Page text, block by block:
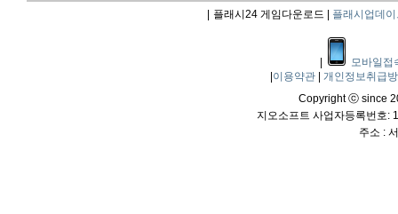
플래시24 게임다운로드 | 플래시업데이
모바일접
이용약관
개인정보취급
Copyright ⓒ since
지오소프트 사업자등록번호:
주소 :